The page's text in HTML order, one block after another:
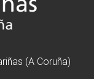
(A Coruña)